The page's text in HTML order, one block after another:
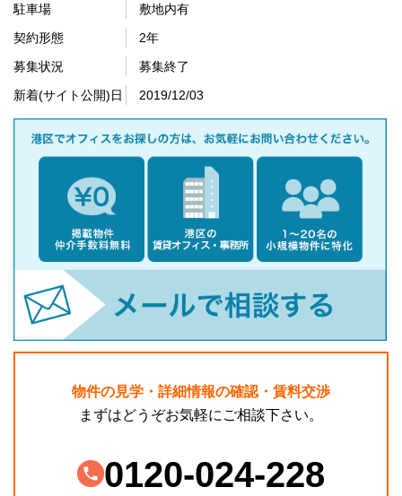
駐車場
敷地内有
契約形態
2年
募集状況
募集終了
新着(サイト公開)日
2019/12/03
物件の見学・詳細情報の確認・賃料交渉
まずはどうぞお気軽にご相談下さい。
0120-024-228